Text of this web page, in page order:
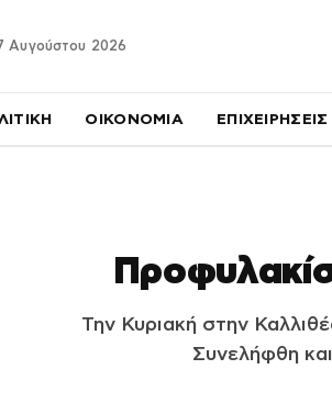
Αυγούστου 2026
ΟΙΚΟΝΟΜΙΑ ΕΠΙΧΕΙΡΗΣΕΙΣ
Την Κυριακή στην
Συνελήφθη